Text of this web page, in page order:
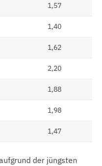
1,57
1,40
1,62
2,20
1,88
1,98
1,47
der jüngsten